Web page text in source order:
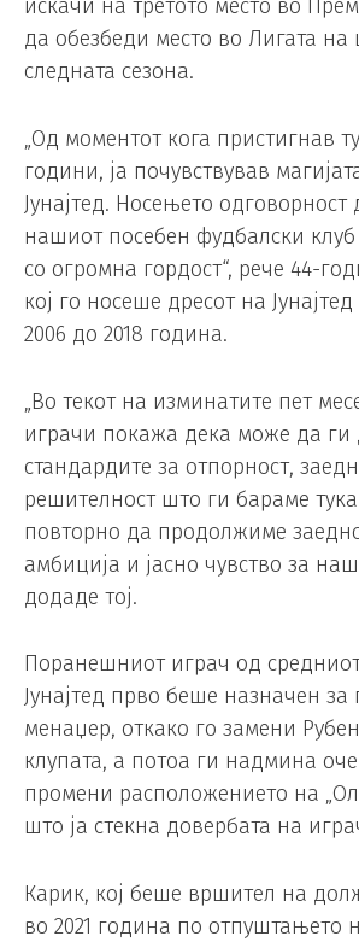
искачи на третото место во
да обезбеди место во Лигата
следната сезона.
„Од моментот кога пристигнав
години, ја почувствував
Јунајтед. Носењето
нашиот посебен фудбалски
со огромна гордост“, рече 44-
кој го носеше дресот на
2006 до 2018 година.
„Во текот на изминатите пет
играчи покажа дека може да ги
стандардите за отпорност,
решителност што ги бараме
повторно да продолжиме
амбиција и јасно чувство за
додаде тој.
Поранешниот играч од
Јунајтед прво беше назначен
менаџер, откако го замени
клупата, а потоа ги надмина
промени расположението на
што ја стекна довербата на
Карик, кој беше вршител на
во 2021 година по отпуштањето